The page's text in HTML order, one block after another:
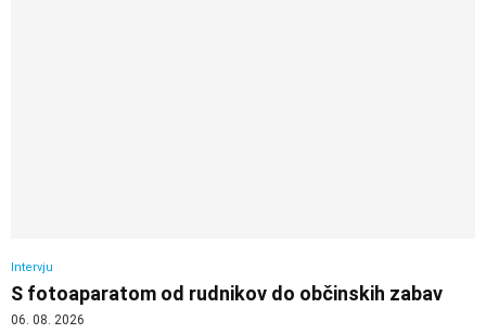
Intervju
S fotoaparatom od rudnikov do občinskih zabav
06. 08. 2026